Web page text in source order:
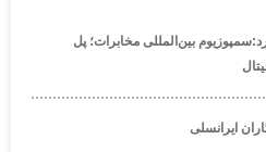
بین‌المللی مخابرات؛ پل